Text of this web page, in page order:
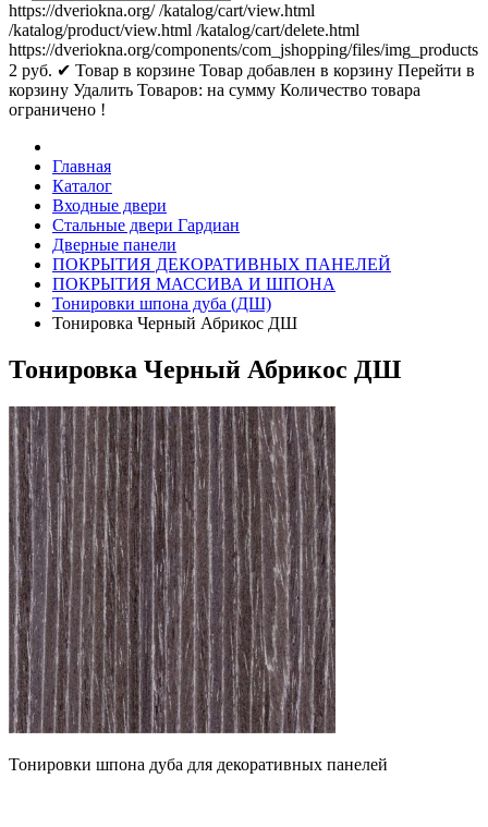
https://dveriokna.org/ /katalog/cart/view.html
/katalog/product/view.html /katalog/cart/delete.html
https://dveriokna.org/components/com_jshopping/files/img_products
2 руб. ✔ Товар в корзине Товар добавлен в корзину Перейти в
корзину Удалить Товаров: на сумму Количество товара
ограничено !
Главная
Каталог
Входные двери
Стальные двери Гардиан
Дверные панели
ПОКРЫТИЯ ДЕКОРАТИВНЫХ ПАНЕЛЕЙ
ПОКРЫТИЯ МАССИВА И ШПОНА
Тонировки шпона дуба (ДШ)
Тонировка Черный Абрикос ДШ
Тонировка Черный Абрикос ДШ
Тонировки шпона дуба для декоративных панелей